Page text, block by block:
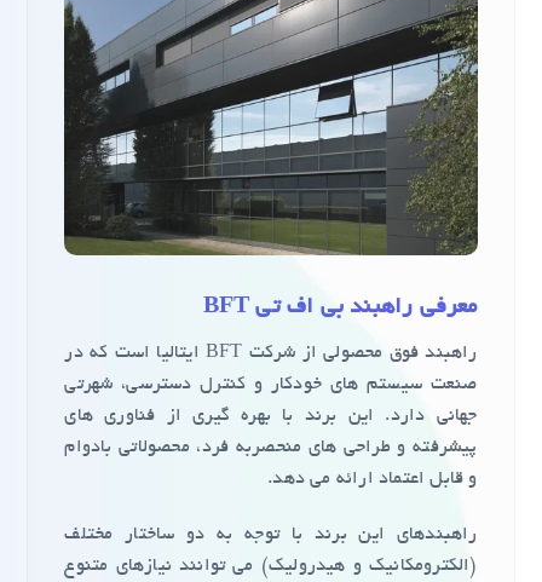
معرفی راهبند بی اف تی BFT
راهبند فوق محصولی از شرکت BFT ایتالیا است که در
صنعت سیستم های خودکار و کنترل دسترسی، شهرتی
جهانی دارد. این برند با بهره گیری از فناوری های
پیشرفته و طراحی های منحصربه فرد، محصولاتی بادوام
و قابل اعتماد ارائه می دهد.
راهبندهای این برند با توجه به دو ساختار مختلف
(الکترومکانیک و هیدرولیک) می توانند نیازهای متنوع